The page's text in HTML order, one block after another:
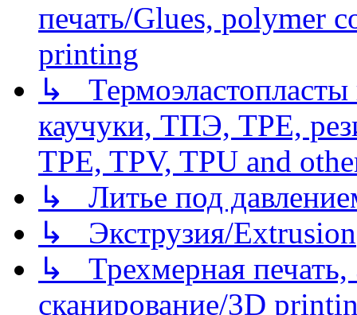
печать/Glues, polymer
printing
↳
каучуки, ТПЭ, TPE,
TPE, TPV, TPU and
↳ Литье под
↳ Экструзия/Extrusion
↳ Трехмерная
сканирование/3D